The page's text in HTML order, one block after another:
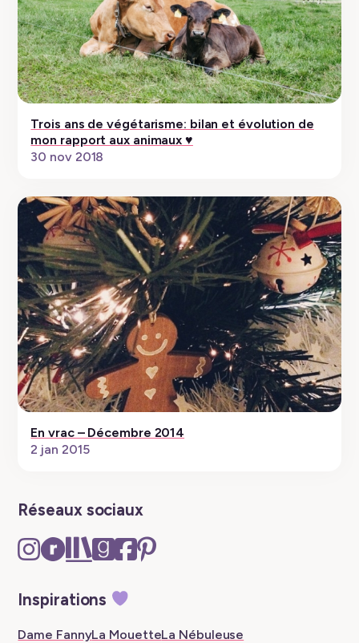
Trois ans de végétarisme: bilan et évolution de
mon rapport aux animaux ♥
30 nov 2018
En vrac – Décembre 2014
2 jan 2015
Réseaux sociaux
Instagram
–
tab
Ravelry
–
tab
The
Storygraph
New
tab
Goodreads
–
tab
Facebook
–
Pinterest
Inspirations
Dame FannyLa MouetteLa Nébuleuse